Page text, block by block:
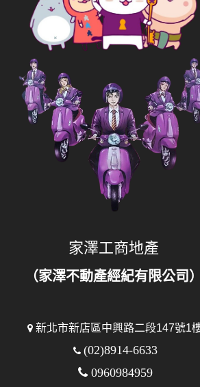
家澤工商地產
（家澤不動產經紀有限公司
新北市新店區中興路二段147號1
(02)8914-6633
0960984959